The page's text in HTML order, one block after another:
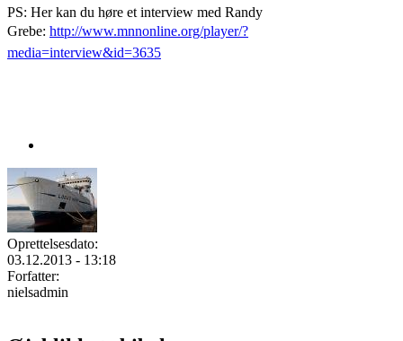
PS: Her kan du høre et interview med Randy
Grebe: http://www.mnnonline.org/player/?
media=interview&id=3635
Oprettelsesdato:
03.12.2013 - 13:18
Forfatter:
nielsadmin